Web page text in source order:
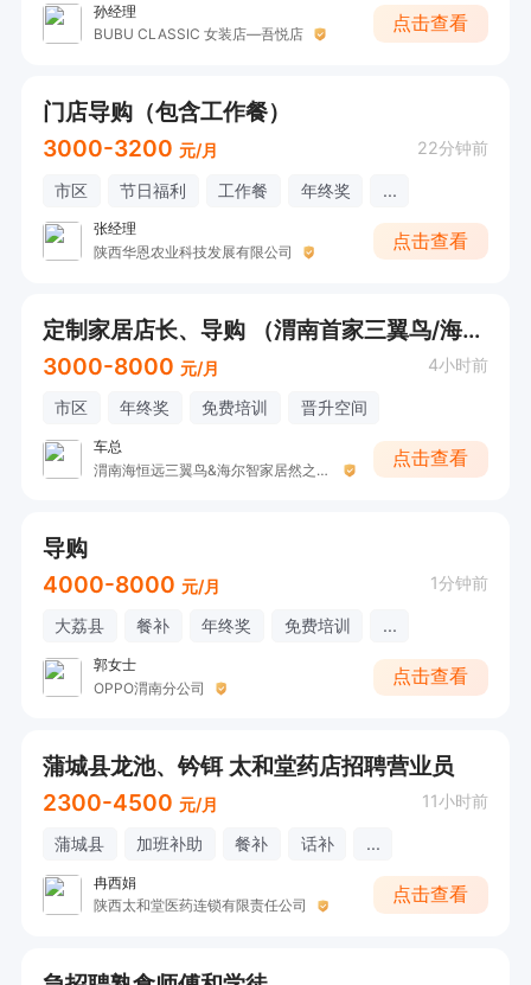
孙经理
BUBU CLASSIC 女装店—吾悦店
点击查看
门店导购（包含工作餐）
3000-3200 元/月 22分钟前
市区 节日福利 工作餐 年终奖 ...
张经理
陕西华恩农业科技发展有限公司
点击查看
定制家居店长、导购 （渭南首家三翼鸟/海尔智家）
3000-8000 元/月 4小时前
市区 年终奖 免费培训 晋升空间
车总
渭南海恒远三翼鸟&海尔智家居然之家体验店
点击查看
导购
4000-8000 元/月 1分钟前
大荔县 餐补 年终奖 免费培训 ...
郭女士
OPPO渭南分公司
点击查看
蒲城县龙池、钤铒 太和堂药店招聘营业员
2300-4500 元/月 11小时前
蒲城县 加班补助 餐补 话补 ...
冉西娟
陕西太和堂医药连锁有限责任公司
点击查看